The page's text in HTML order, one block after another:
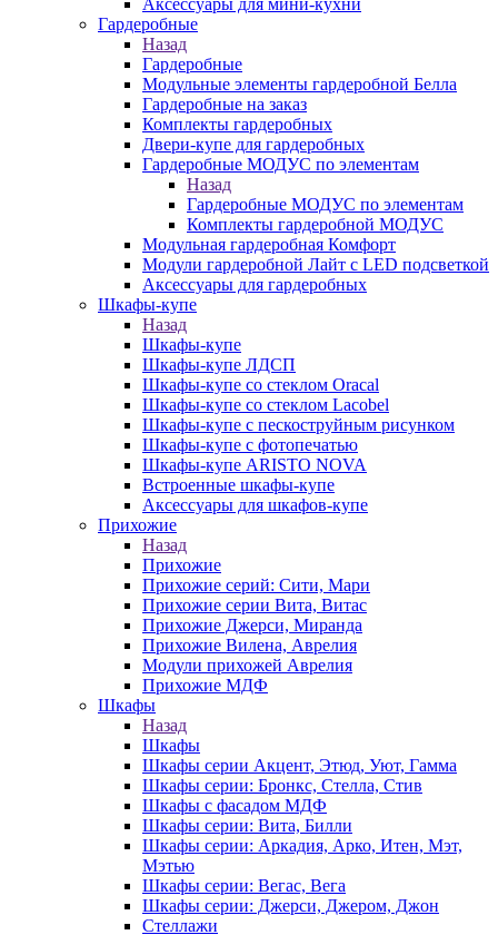
Аксессуары для мини-кухни
Гардеробные
Назад
Гардеробные
Модульные элементы гардеробной Белла
Гардеробные на заказ
Комплекты гардеробных
Двери-купе для гардеробных
Гардеробные МОДУС по элементам
Назад
Гардеробные МОДУС по элементам
Комплекты гардеробной МОДУС
Модульная гардеробная Комфорт
Модули гардеробной Лайт с LED подсветкой
Аксессуары для гардеробных
Шкафы-купе
Назад
Шкафы-купе
Шкафы-купе ЛДСП
Шкафы-купе со стеклом Oracal
Шкафы-купе со стеклом Lacobel
Шкафы-купе с пескоструйным рисунком
Шкафы-купе с фотопечатью
Шкафы-купе ARISTO NOVA
Встроенные шкафы-купе
Аксессуары для шкафов-купе
Прихожие
Назад
Прихожие
Прихожие серий: Сити, Мари
Прихожие серии Вита, Витас
Прихожие Джерси, Миранда
Прихожие Вилена, Аврелия
Модули прихожей Аврелия
Прихожие МДФ
Шкафы
Назад
Шкафы
Шкафы серии Акцент, Этюд, Уют, Гамма
Шкафы серии: Бронкс, Стелла, Стив
Шкафы с фасадом МДФ
Шкафы серии: Вита, Билли
Шкафы серии: Аркадия, Арко, Итен, Мэт,
Мэтью
Шкафы серии: Вегас, Вега
Шкафы серии: Джерси, Джером, Джон
Стеллажи